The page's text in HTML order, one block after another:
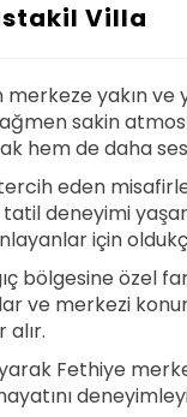
Villa
merkeze yakın
sakin
hem de daha
eden
deneyimi
için
bölgesine özel
ve merkezi
alır.
Fethiye